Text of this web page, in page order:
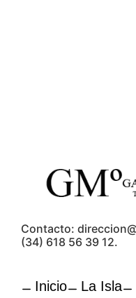
Contacto:
(34) 618 56 39 12.
Inicio La Isla